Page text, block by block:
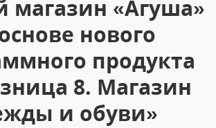
магазин «Агуша»
нового
продукта
8. Магазин
и обуви»